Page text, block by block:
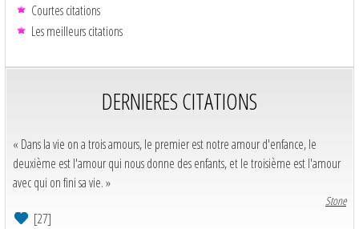
Courtes citations
Les meilleurs citations
DERNIERES CITATIONS
« Dans la vie on a trois amours, le premier est notre amour d'enfance, le
deuxième est l'amour qui nous donne des enfants, et le troisième est l'amour
avec qui on fini sa vie. »
Stone
[27]